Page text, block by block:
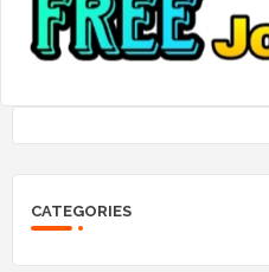
CATEGORIES